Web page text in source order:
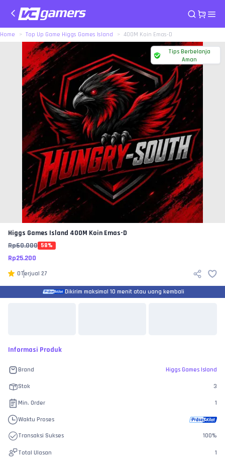
Home Top Up Game Higgs Games Island 400M Koin Emas-D
Tips Berbelanja
Aman
Higgs Games Island 400M Koin Emas-D
Rp60.000 58%
Rp25.200
0Terjual 27
Dikirim maksimal 10 menit atau uang kembali
Informasi Produk
Brand Higgs Games Island
Stok 3
Min. Order 1
Waktu Proses
Transaksi Sukses 100%
Total Ulasan 1